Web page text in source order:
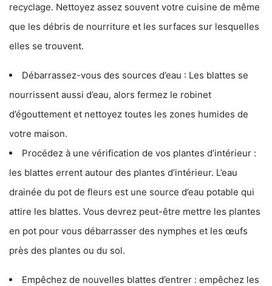
recyclage. Nettoyez assez souvent votre cuisine de même
que les débris de nourriture et les surfaces sur lesquelles
elles se trouvent.
Débarrassez-vous des sources d’eau : Les blattes se
nourrissent aussi d’eau, alors fermez le robinet
d’égouttement et nettoyez toutes les zones humides de
votre maison.
Procédez à une vérification de vos plantes d’intérieur :
les blattes errent autour des plantes d’intérieur. L’eau
drainée du pot de fleurs est une source d’eau potable qui
attire les blattes. Vous devrez peut-être mettre les plantes
en pot pour vous débarrasser des nymphes et les œufs
près des plantes ou du sol.
Empêchez de nouvelles blattes d’entrer : empêchez les